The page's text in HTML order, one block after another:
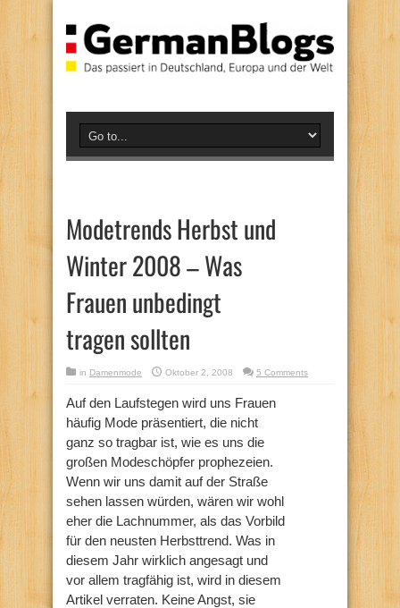
Modetrends Herbst und
Winter 2008 – Was
Frauen unbedingt
tragen sollten
in Damenmode Oktober 2, 2008 5 Comments
Auf den Laufstegen wird uns Frauen
häufig Mode präsentiert, die nicht
ganz so tragbar ist, wie es uns die
großen Modeschöpfer prophezeien.
Wenn wir uns damit auf der Straße
sehen lassen würden, wären wir wohl
eher die Lachnummer, als das Vorbild
für den neusten Herbsttrend. Was in
diesem Jahr wirklich angesagt und
vor allem tragfähig ist, wird in diesem
Artikel verraten. Keine Angst, sie